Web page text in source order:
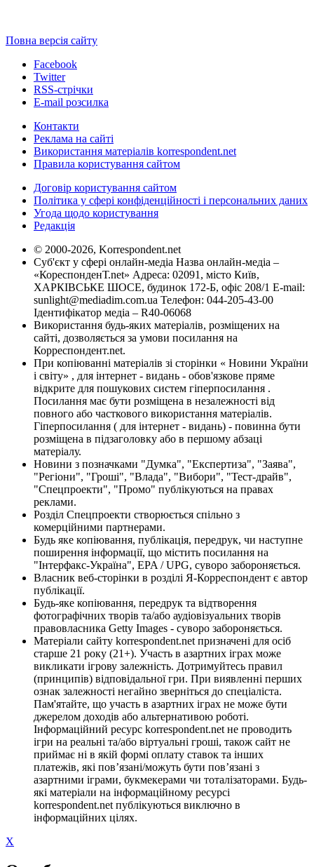
Повна версія сайту
Facebook
Twitter
RSS-стрічки
E-mail розсилка
Контакти
Реклама на сайті
Використання матеріалів korrespondent.net
Правила користування сайтом
Договір користування сайтом
Політика у сфері конфіденційності і персональних даних
Угода щодо користування
Редакція
© 2000-2026, Korrespondent.net
Суб'єкт у сфері онлайн-медіа Назва онлайн-медіа –
«КореспонденТ.net» Адреса: 02091, місто Київ,
ХАРКІВСЬКЕ ШОСЕ, будинок 172-Б, офіс 208/1 E-mail:
sunlight@mediadim.com.ua Телефон: 044-205-43-00
Ідентифікатор медіа – R40-06068
Використання будь-яких матеріалів, розміщених на
сайті, дозволяється за умови посилання на
Корреспондент.net.
При копіюванні матеріалів зі сторінки « Новини України
і світу» , для інтернет - видань - обов'язкове пряме
відкрите для пошукових систем гіперпосилання .
Посилання має бути розміщена в незалежності від
повного або часткового використання матеріалів.
Гіперпосилання ( для інтернет - видань) - повинна бути
розміщена в підзаголовку або в першому абзаці
матеріалу.
Новини з позначками "Думка", "Експертиза", "Заява",
"Регіони", "Гроші", "Влада", "Вибори", "Тест-драйв",
"Спецпроекти", "Промо" публікуються на правах
реклами.
Розділ Спецпроекти створюється спільно з
комерційними партнерами.
Будь яке копіювання, публікація, передрук, чи наступне
поширення інформації, що містить посилання на
"Інтерфакс-Україна", EPA / UPG, суворо забороняється.
Власник веб-сторінки в розділі Я-Корреспондент є автор
публікації.
Будь-яке копіювання, передрук та відтворення
фотографічних творів та/або аудіовізуальних творів
правовласника Getty Images - суворо забороняється.
Матеріали сайту korrespondent.net призначені для осіб
старше 21 року (21+). Участь в азартних іграх може
викликати ігрову залежність. Дотримуйтесь правил
(принципів) відповідальної гри. При виявленні перших
ознак залежності негайно зверніться до спеціаліста.
Пам'ятайте, що участь в азартних іграх не може бути
джерелом доходів або альтернативою роботі.
Інформаційний ресурс korrespondent.net не проводить
ігри на реальні та/або віртуальні гроші, також сайт не
приймає ні в якій формі оплату ставок та інших
платежів, які пов’язані/можуть бути пов’язані з
азартними іграми, букмекерами чи тоталізаторами. Будь-
які матеріали на інформаційному ресурсі
korrespondent.net публікуються виключно в
інформаційних цілях.
X